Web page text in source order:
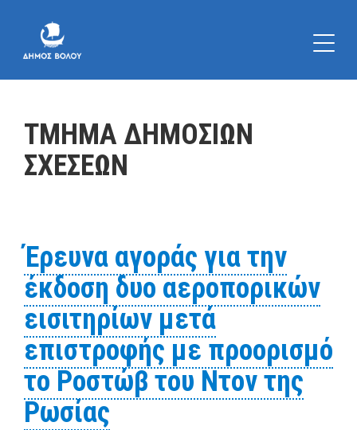
ΤΜΗΜΑ ΔΗΜΟΣΙΩΝ
ΣΧΕΣΕΩΝ
Έρευνα αγοράς για την
έκδοση δυο αεροπορικών
εισιτηρίων μετά
επιστροφής με προορισμό
το Ροστώβ του Ντον της
Ρωσίας